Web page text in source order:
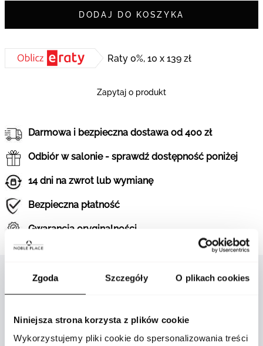
Zgoda Szczegóły O plikach cookies
Niniejsza strona korzysta z plików cookie
Wykorzystujemy pliki cookie do spersonalizowania treści
DODAJ DO KOSZYKA
Raty 0%, 10 x 139 zł
Zapytaj o produkt
Darmowa i bezpieczna dostawa od 400 zł
Odbiór w salonie - sprawdź dostępność poniżej
14 dni na zwrot lub wymianę
Bezpieczna płatność
Gwarancja oryginalności